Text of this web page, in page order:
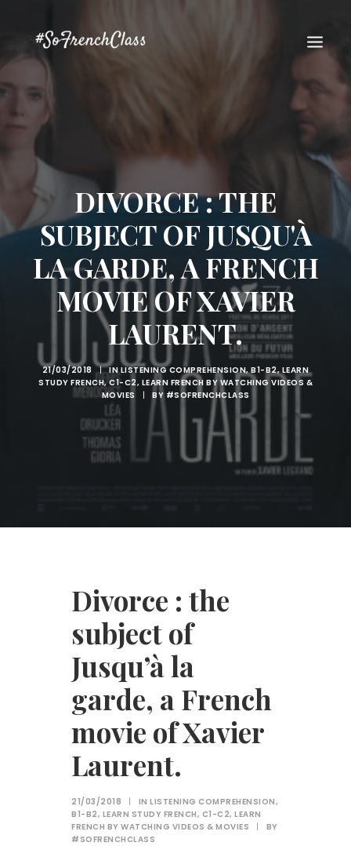
Recherche
DIVORCE : THE
SUBJECT OF JUSQU'À
LA GARDE, A FRENCH
MOVIE OF XAVIER
LAURENT.
21/03/2018 | INLISTENING COMPREHENSION,B1-B2,LEARN
STUDY FRENCH,C1-C2, LEARN FRENCH BY WATCHING VIDEOS &
MOVIES
| BY #SOFRENCHCLASS
Divorce : the
subject of
Jusqu’à la
garde, a French
movie of Xavier
Laurent.
21/03/2018 | IN LISTENING COMPREHENSION,
B1-B2, LEARN STUDY FRENCH, C1-C2, LEARN
FRENCH BY WATCHING VIDEOS & MOVIES
|
BY
#SOFRENCHCLASS